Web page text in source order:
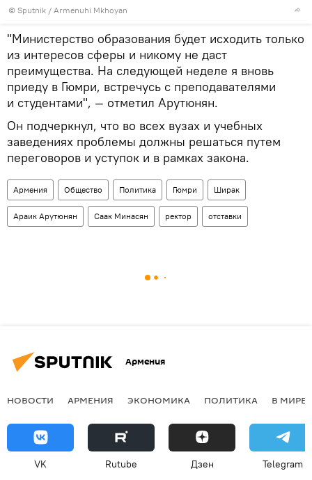
© Sputnik / Armenuhi Mkhoyan
"Министерство образования будет исходить только
из интересов сферы и никому не даст
преимущества. На следующей неделе я вновь
приеду в Гюмри, встречусь с преподавателями
и студентами", — отметил Арутюнян.
Он подчеркнул, что во всех вузах и учебных
заведениях проблемы должны решаться путем
переговоров и уступок и в рамках закона.
Армения Общество Политика Гюмри Ширак
Араик Арутюнян Саак Минасян ректор отставки
Армения
НОВОСТИ АРМЕНИЯ ЭКОНОМИКА ПОЛИТИКА В МИРЕ
VK Rutube Дзен Telegram